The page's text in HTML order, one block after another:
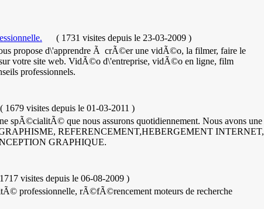
( 1731 visites depuis le 23-03-2009 )
propose d\'apprendre Ã crÃ©er une vidÃ©o, la filmer, faire le
votre site web. VidÃ©o d\'entreprise, vidÃ©o en ligne, film
professionnels.
1679 visites depuis le 01-03-2011 )
spÃ©cialitÃ© que nous assurons quotidiennement. Nous avons une
REFERENCEMENT,HEBERGEMENT INTERNET,
GRAPHIQUE.
1717 visites depuis le 06-08-2009 )
professionnelle, rÃ©fÃ©rencement moteurs de recherche